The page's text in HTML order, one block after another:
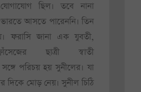
ছিল। তবে নানা
ভারতে আসতে পারেননি। তিন
ফরাসি জানা এক যুবতী,
ছাত্রী স্বাতী
সঙ্গে পরিচয় হয় সুনীলের। যা
দিকে মোড় নেয়। সুনীল চিঠি